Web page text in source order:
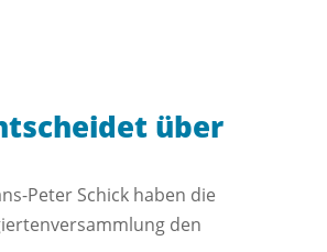
über
Peter Schick haben die
den